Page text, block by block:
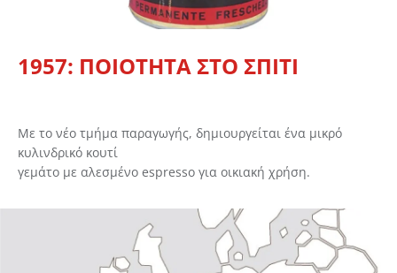
1957: ΠΟΙΟΤΗΤΑ ΣΤΟ ΣΠΙΤΙ
Με το νέο τμήμα παραγωγής, δημιουργείται ένα μικρό
κυλινδρικό κουτί
γεμάτο με αλεσμένο espresso για οικιακή χρήση.